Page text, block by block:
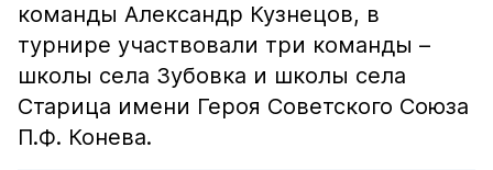
команды Александр Кузнецов, в
турнире участвовали три команды –
школы села Зубовка и школы села
Старица имени Героя Советского Союза
П.Ф. Конева.